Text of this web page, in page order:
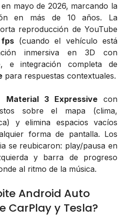
mayo de 2026, marcando la
en más de 10 años. La
reproducción de YouTube
(cuando el vehículo está
inmersiva en 3D con
e integración completa de
para respuestas contextuales.
Material 3 Expressivecon
sobre el mapa (clima,
y elimina espacios vacíos
forma de pantalla. Los
se reubicaron: play/pausa en
y barra de progreso
al ritmo de la música.
Android Auto
CarPlay y Tesla?